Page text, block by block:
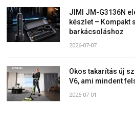
JIMI JM-G3136N
készlet – Kompakt
barkácsoláshoz
2026-07-07
Okos takarítás új
V6, ami mindent
2026-07-01